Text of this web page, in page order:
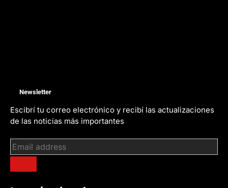
Newsletter
Escibrí tu correo electrónico y recibí las actualizaciones
de las noticias más importantes